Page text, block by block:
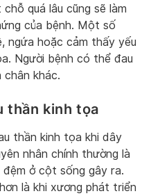
quá lâu cũng sẽ làm
của bệnh. Một số
ngứa hoặc cảm thấy yếu
Người bệnh có thể đau
khác.
thần kinh tọa
thần kinh tọa khi dây
nhân chính thường là
ở cột sống gây ra.
là khi xương phát triển